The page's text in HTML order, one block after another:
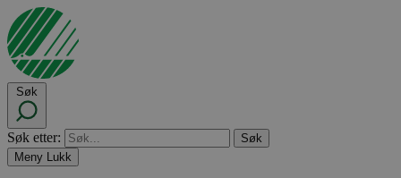
Søk
Søk etter:
Meny Lukk